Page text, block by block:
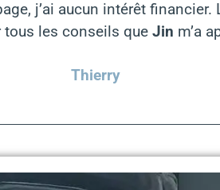
j’ai aucun intérêt financier.
tous les conseils que Jin m’a
Thierry